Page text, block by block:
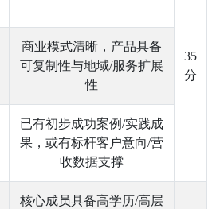
35
分
商业模式清晰，产品具备
可复制性与地域/服务扩展
性
已有初步成功案例/实践成
果，或有标杆客户意向/营
收数据支撑
核心成员具备高学历/高层